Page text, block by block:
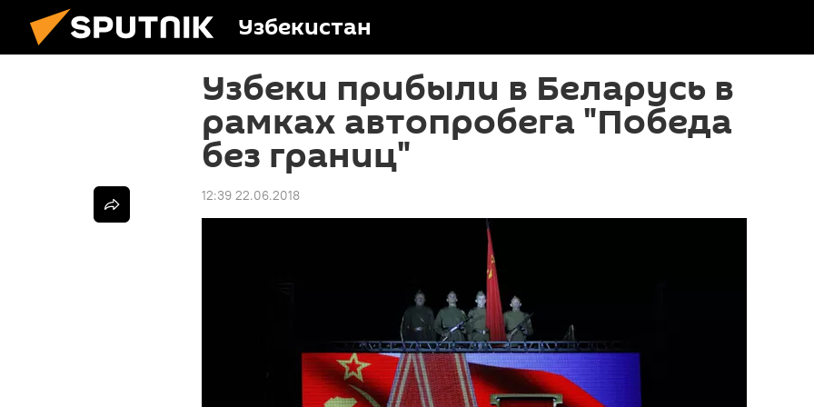
Узбекистан
Узбеки прибыли в Беларусь в
рамках автопробега "Победа
без границ"
12:39 22.06.2018